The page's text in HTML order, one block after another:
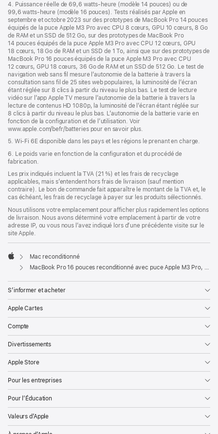
4. Puissance réelle de 69,6 watts-heure (modèle 14 pouces) ou de
99,6 watts-heure (modèle 16 pouces). Tests réalisés par Apple en
septembre et octobre 2023 sur des prototypes de MacBook Pro 14 pouces
équipés de la puce Apple M3 Pro avec CPU 8 cœurs, GPU 10 cœurs, 8 Go
de RAM et un SSD de 512 Go, sur des prototypes de MacBook Pro
14 pouces équipés de la puce Apple M3 Pro avec CPU 12 cœurs, GPU
18 cœurs, 18 Go de RAM et un SSD de 1 To, ainsi que sur des prototypes de
MacBook Pro 16 pouces équipés de la puce Apple M3 Pro avec CPU
12 cœurs, GPU 18 cœurs, 36 Go de RAM et un SSD de 512 Go. Le test de
navigation web sans fil mesure l’autonomie de la batterie à travers la
consultation sans fil de 25 sites web populaires, la luminosité de l’écran
étant réglée sur 8 clics à partir du niveau le plus bas. Le test de lecture
vidéo sur l’app Apple TV mesure l’autonomie de la batterie à travers la
lecture de contenus HD 1080p, la luminosité de l’écran étant réglée sur
8 clics à partir du niveau le plus bas. L’autonomie de la batterie varie en
fonction de la configuration et de l’utilisation. Voir
www.apple.com/befr/batteries pour en savoir plus.
5. Wi-Fi 6E disponible dans les pays et les régions le prenant en charge.
6. Le poids varie en fonction de la configuration et du procédé de
fabrication.
Les prix indiqués incluent la TVA (21 %) et les frais de recyclage
applicables, mais s’entendent hors frais de livraison (sauf mention
contraire). Le bon de commande fait apparaître le montant de la TVA et, le
cas échéant, les frais de recyclage à payer sur les produits sélectionnés.
Nous utilisons votre emplacement pour afficher plus rapidement les options
de livraison. Nous avons déterminé votre emplacement à partir de votre
adresse IP, ou vous nous l’avez indiqué lors d’une précédente visite sur le
site Apple.
Apple
Mac reconditionné
MacBook Pro 16 pouces reconditionné avec puce Apple M3 Pro, CPU 12 cœurs et GPU 18 cœurs - Argent
S’informer et acheter
Apple Cartes
Compte
Divertissements
Apple Store
Pour les entreprises
Pour l’Éducation
Valeurs d’Apple